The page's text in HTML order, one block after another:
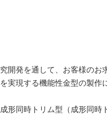
開発を通して、お客様のお
実現する機能性金型の製作
形同時トリム型（成形同時